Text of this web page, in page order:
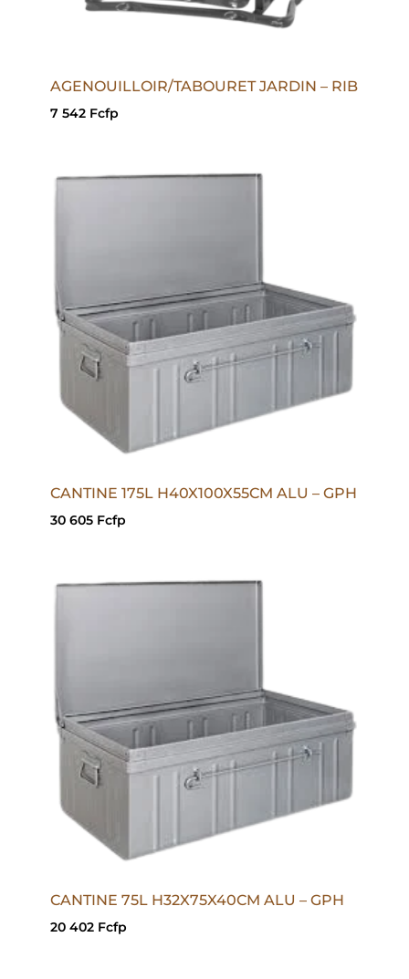
AGENOUILLOIR/TABOURET JARDIN – RIB
7 542 Fcfp
CANTINE 175L H40X100X55CM ALU – GPH
30 605 Fcfp
CANTINE 75L H32X75X40CM ALU – GPH
20 402 Fcfp